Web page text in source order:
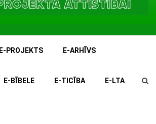
E-PROJEKTS E-ARHĪVS
E-BĪBELE E-TICĪBA E-LTA